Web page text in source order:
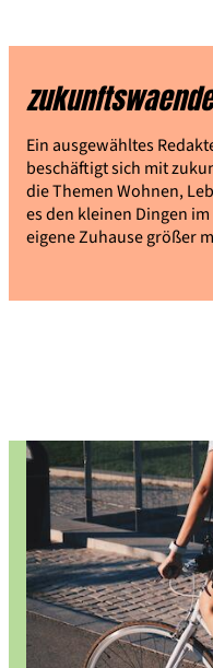
zukunftswaende
Ein ausgewähltes
beschäftigt sich mit
die Themen Wohnen,
es den kleinen Dingen
eigene Zuhause größer